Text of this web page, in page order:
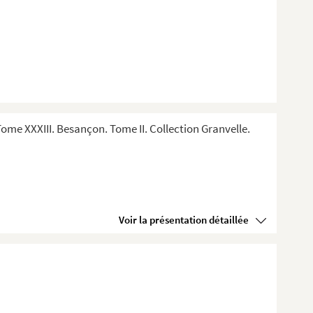
XXXIII. Besançon. Tome II. Collection Granvelle.
Voir la présentation détaillée